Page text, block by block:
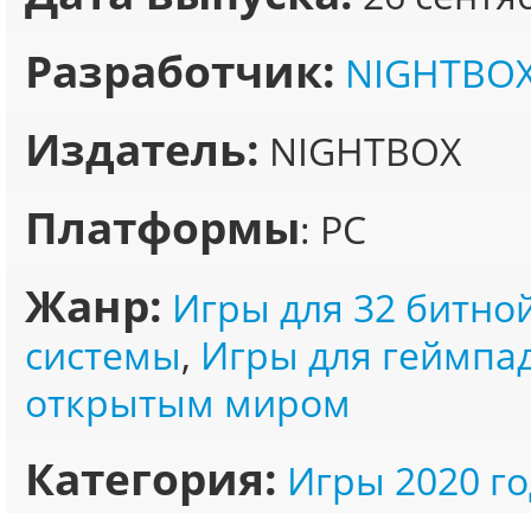
Разработчик:
Издатель: NIGHTBOX
Платформы: PC
Жанр: Игры для 32
системы, Игры для
открытым миром
Категория: Игры 2020